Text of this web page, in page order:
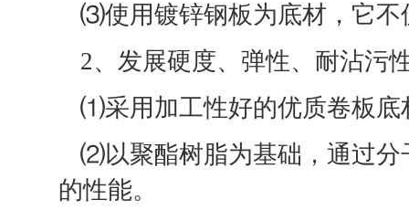
⑶使用镀锌钢板为底材，它不
2、发展硬度、弹性、耐沾污
⑴采用加工性好的优质卷板底
⑵以聚酯树脂为基础，通过分
的性能。